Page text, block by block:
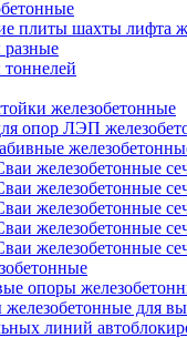
плиты шахты лифта
железобетонные
опор ЛЭП
железобетонные
железобетонные
железобетонные
железобетонные
железобетонные
опоры
для
линий